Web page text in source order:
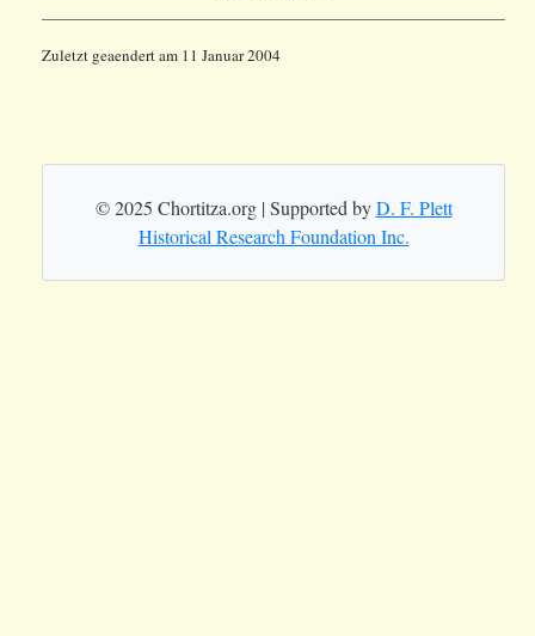
Zuletzt geaendert am 11 Januar 2004
© 2025 Chortitza.org | Supported byD. F. Plett
Historical Research Foundation Inc.